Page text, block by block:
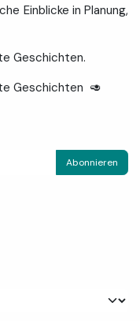
Einblicke in Planung,
Geschichten.
Geschichten 🥑
Abonnieren